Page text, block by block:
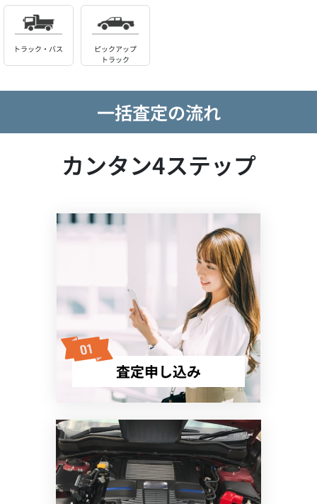
トラック・バス
ピックアップ
トラック
一括査定の流れ
カンタン4ステップ
査定申し込み